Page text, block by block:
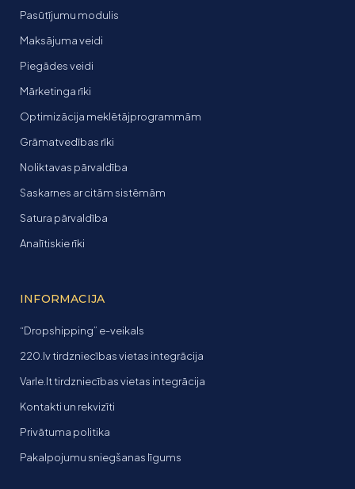
Pasūtījumu modulis
Maksājuma veidi
Piegādes veidi
Mārketinga rīki
Optimizācija meklētājprogrammām
Grāmatvedības rīki
Noliktavas pārvaldība
Saskarnes ar citām sistēmām
Satura pārvaldība
Analītiskie rīki
INFORMACIJA
“Dropshipping” e-veikals
220.lv tirdzniecības vietas integrācija
Varle.lt tirdzniecības vietas integrācija
Kontakti un rekvizīti
Privātuma politika
Pakalpojumu sniegšanas līgums